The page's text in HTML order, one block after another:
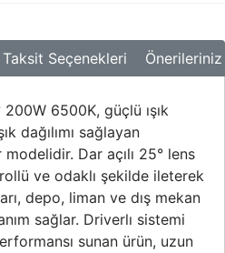
Taksit Seçenekleri Önerileriniz
6500K, güçlü ışık
dağılımı sağlayan
Dar açılı 25° lens
ve odaklı şekilde ileterek
depo, liman ve dış mekan
sağlar. Driverlı sistemi
sunan ürün, uzun